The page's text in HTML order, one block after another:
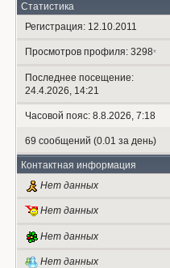
Статистика
Регистрация: 12.10.2011
Просмотров профиля: 3298*
Последнее посещение:
24.4.2026, 14:21
Часовой пояс: 8.8.2026, 7:18
69 сообщений (0.01 за день)
Контактная информация
Нет данных
Нет данных
Нет данных
Нет данных